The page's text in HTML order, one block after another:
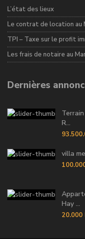
L’état des lieux
Le contrat de location au
TPI – Taxe sur le profit
Les frais de notaire au
Dernières
R...
villa
Hay ...
20.000